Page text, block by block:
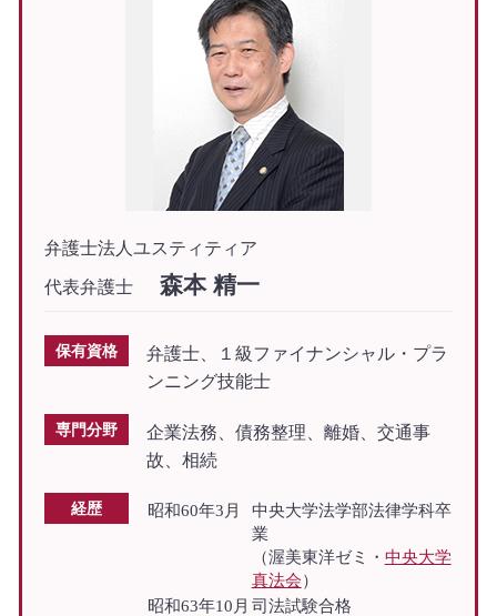
弁護士法人ユスティティア
代表弁護士
森本 精一
保有資格
弁護士、１級ファイナンシャル・プラ
ンニング技能士
専門分野
企業法務、債務整理、離婚、交通事
故、相続
経歴 昭和60年3月
中央大学法学部法律学科卒
業
（渥美東洋ゼミ・ 中央大学
真法会）
昭和63年10月 司法試験合格